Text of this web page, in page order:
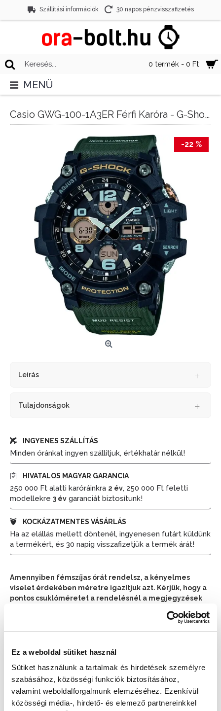
Ez a weboldal sütiket használ
Sütiket használunk a tartalmak és hirdetések személyre
szabásához, közösségi funkciók biztosításához,
valamint weboldalforgalmunk elemzéséhez. Ezenkívül
közösségi média-, hirdető- és elemező partnereinkkel
Szállítási információk 30 napos pénzvisszafizetés
0 termék - 0 Ft
MENÜ
Casio GWG-100-1A3ER Férfi Karóra - G-Shock Mudmaster
-22 %
Leírás
Tulajdonságok
INGYENES SZÁLLÍTÁS
Minden óránkat ingyen szállítjuk, értékhatár nélkül!
HIVATALOS MAGYAR GARANCIA
250 000 Ft alatti karóráinkra 2 év, 250 000 Ft feletti
modellekre 3 év garanciát biztosítunk!
KOCKÁZATMENTES VÁSÁRLÁS
Ha az elállás mellett döntenél, ingyenesen futárt küldünk
a termékért, és 30 napig visszafizetjük a termék árát!
Amennyiben fémszíjas órát rendelsz, a kényelmes
viselet érdekében méretre igazítjuk azt. Kérjük, hogy a
pontos csuklóméretet a rendelésnél a megjegyzések
Augusztus 11. (Kedd)📦
Készleten:RAKTÁRON